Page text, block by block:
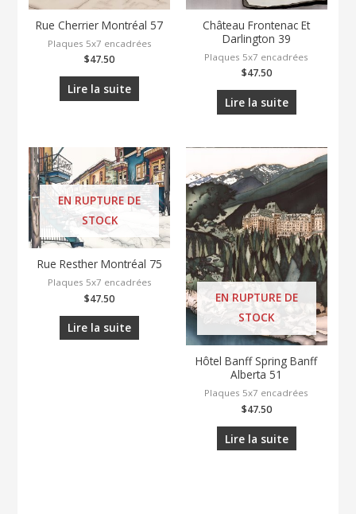
Rue Cherrier Montréal 57
Plaques 5x7 encadrées
$47.50
Lire la suite
Château Frontenac Et
Darlington 39
Plaques 5x7 encadrées
$47.50
Lire la suite
EN RUPTURE DE
STOCK
Rue Resther Montréal 75
Plaques 5x7 encadrées
$47.50
Lire la suite
EN RUPTURE DE
STOCK
Hôtel Banff Spring Banff
Alberta 51
Plaques 5x7 encadrées
$47.50
Lire la suite